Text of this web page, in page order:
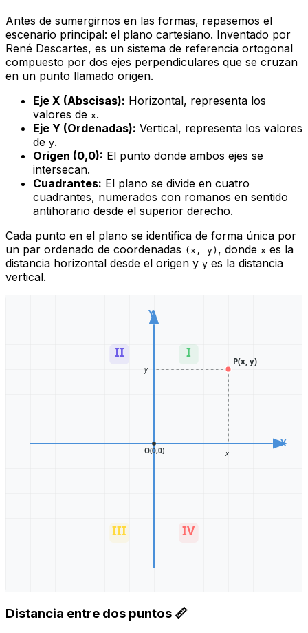
Antes de sumergirnos en las formas, repasemos el
escenario principal: el plano cartesiano. Inventado por
René Descartes, es un sistema de referencia ortogonal
compuesto por dos ejes perpendiculares que se cruzan
en un punto llamado origen.
Eje X (Abscisas): Horizontal, representa los
valores de x.
Eje Y (Ordenadas): Vertical, representa los valores
de y.
Origen (0,0): El punto donde ambos ejes se
intersecan.
Cuadrantes: El plano se divide en cuatro
cuadrantes, numerados con romanos en sentido
antihorario desde el superior derecho.
Cada punto en el plano se identifica de forma única por
un par ordenado de coordenadas (x, y) , donde x es la
distancia horizontal desde el origen y y es la distancia
vertical.
X
Y
O(0,0)
I
II
III IV
P(x, y)
x
y
Distancia entre dos puntos 📏